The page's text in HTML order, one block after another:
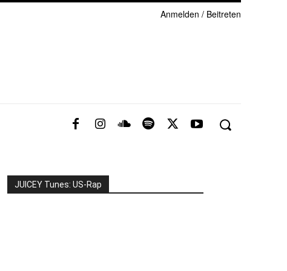
Anmelden / Beitreten
JUICEY Tunes: US-Rap